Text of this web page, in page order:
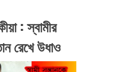
: স্বামীর
রেখে উধাও